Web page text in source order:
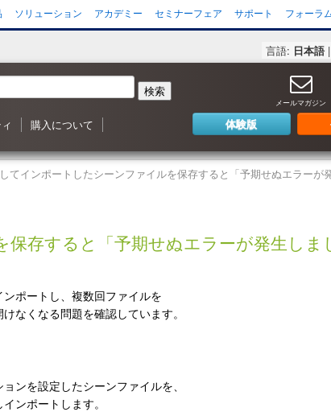
ソリューション アカデミー セミナーフェア サポート フォーラ
言語: 日本語|
検索
を作成
ォーラム
ンタビュー
スト
購入について
Shade3D 製品のご購入について
Shapeasy の購入
マジカルスケッチ 3D の購入
体験版
メールマガジン
てインポートしたシーンファイルを保存すると「予期せぬエラーが
存すると「予期せぬエラーが発生しま
ポートし、複数回ファイルを
なくなる問題を確認しています。
ンを設定したシーンファイルを、
ンポートします。